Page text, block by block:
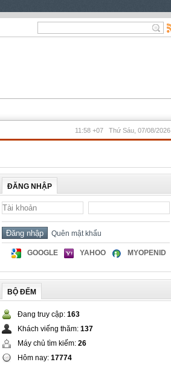
11:58 +07 Thứ Sáu, 07/08/2026
ĐĂNG NHẬP
Quên mật khẩu
GOOGLE YAHOO MYOPENID
BỘ ĐẾM
Đang truy cập: 163
Khách viếng thăm: 137
Máy chủ tìm kiếm: 26
Hôm nay: 17774